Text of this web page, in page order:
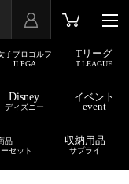
子プロゴルフ
JLPGA
Tリーグ
T.LEAGUE
Disney
ディズニー
イベント
event
品
セット
収納用品
サプライ